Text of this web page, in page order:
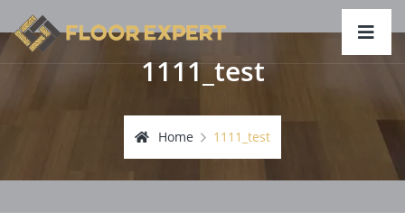
1111_test
Home 1111_test